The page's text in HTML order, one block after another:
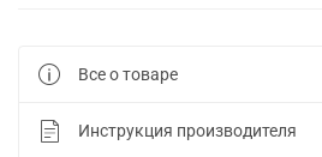
Все о товаре
Инструкция производителя